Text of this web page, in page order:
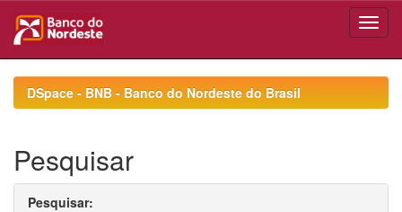
navigationDSpace - BNB - Banco do Nordeste do Brasil
Pesquisar
Pesquisar: